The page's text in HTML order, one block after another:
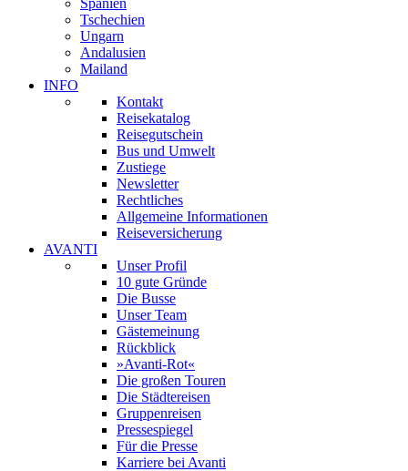
Spanien
Tschechien
Ungarn
Andalusien
Mailand
INFO
Kontakt
Reisekatalog
Reisegutschein
Bus und Umwelt
Zustiege
Newsletter
Rechtliches
Allgemeine Informationen
Reiseversicherung
AVANTI
Unser Profil
10 gute Gründe
Die Busse
Unser Team
Gästemeinung
Rückblick
»Avanti-Rot«
Die großen Touren
Die Städtereisen
Gruppenreisen
Pressespiegel
Für die Presse
Karriere bei Avanti